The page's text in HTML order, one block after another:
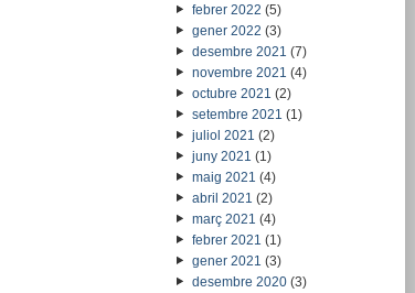
febrer 2022 (5)
gener 2022 (3)
desembre 2021 (7)
novembre 2021 (4)
octubre 2021 (2)
setembre 2021 (1)
juliol 2021 (2)
juny 2021 (1)
maig 2021 (4)
abril 2021 (2)
març 2021 (4)
febrer 2021 (1)
gener 2021 (3)
desembre 2020(3)